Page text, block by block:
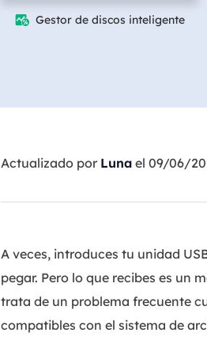
MS
 Gestor de discos inteligente
Actualizado por Luna el 09/06/
A veces, introduces tu unidad
pegar. Pero lo que recibes es un
trata de un problema frecuente
compatibles con el sistema de